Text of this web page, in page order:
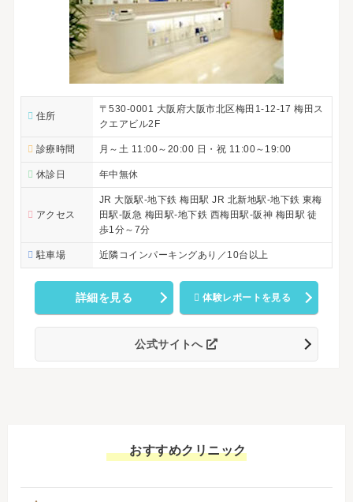
住所
〒530-0001 大阪府大阪市北区梅田1-12-17 梅田ス
クエアビル2F
診療時間 月～土 11:00～20:00 日・祝 11:00～19:00
休診日 年中無休
アクセス
JR 大阪駅-地下鉄 梅田駅 JR 北新地駅-地下鉄 東梅
田駅-阪急 梅田駅-地下鉄 西梅田駅-阪神 梅田駅 徒
歩1分～7分
駐車場 近隣コインパーキングあり／10台以上
詳細を見る 体験レポートを見る
公式サイトへ
おすすめクリニック